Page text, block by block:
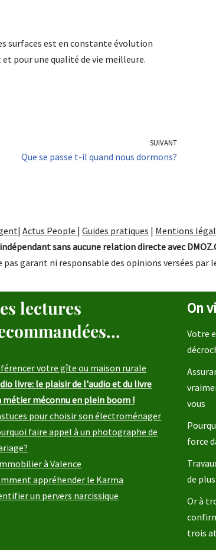
surfaces est en constante évolution
pour une qualité de vie meilleure.
SUIVANT
Que se passe t-il quand nous dormons?
| Actus People | Guides pratiques | Mentions
sans aucune relation directe avec
garant ni responsable des opinions versées par
lectures
votre gîte ou maison rurale
livre: le plaisir de l'audio et du livre
métier méconnu en plein boom !
pour choisir son électroménager
faire appel à un photographe de
à Valence
appréhender le Karma
un pervers narcissique
On
Votre
vous
force
de
Or à
trois